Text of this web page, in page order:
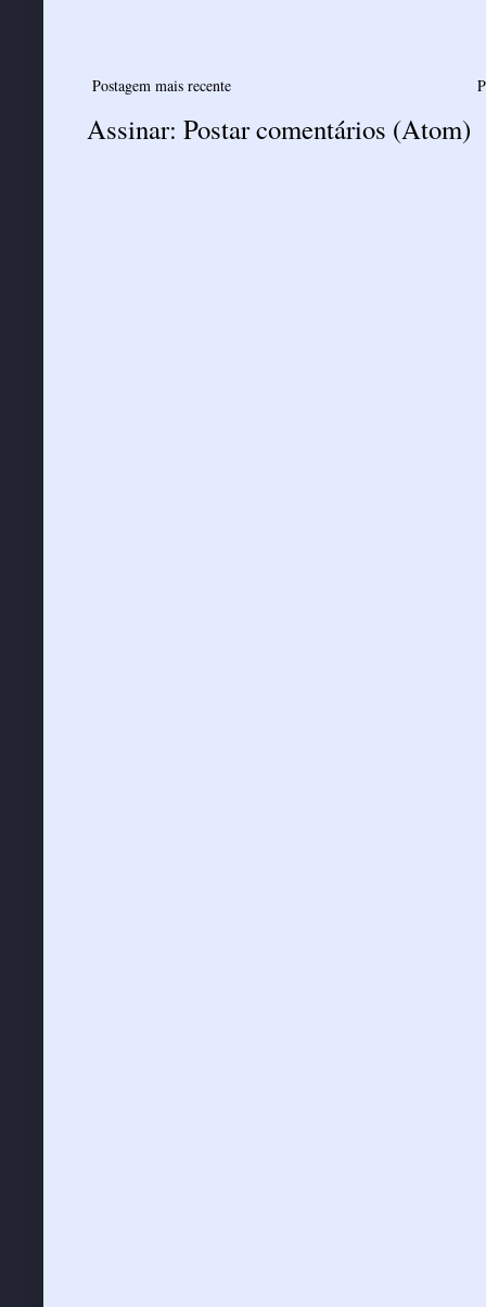
Postagem mais recente
Assinar: Postar comentários (Atom)